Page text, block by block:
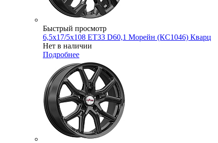
Быстрый просмотр
6,5x17/5x108 ET33 D60,1 Морейн (КС1046) Кварц
Нет в наличии
Подробнее